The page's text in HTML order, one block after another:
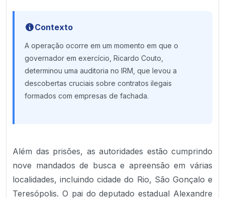
Contexto
A operação ocorre em um momento em que o
governador em exercício, Ricardo Couto,
determinou uma auditoria no IRM, que levou a
descobertas cruciais sobre contratos ilegais
formados com empresas de fachada.
Além das prisões, as autoridades estão cumprindo
nove mandados de busca e apreensão em várias
localidades, incluindo cidade do Rio, São Gonçalo e
Teresópolis. O pai do deputado estadual Alexandre